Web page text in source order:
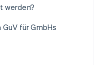
werden?
für GmbHs